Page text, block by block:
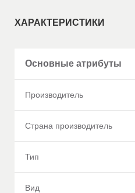
ХАРАКТЕРИСТИКИ
Основные атрибуты
Производитель
Страна производитель
Тип
Вид